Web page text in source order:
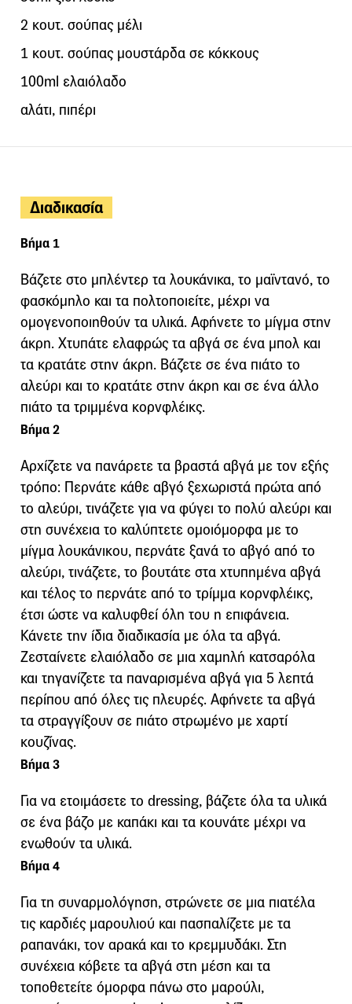
2 κουτ. σούπας μέλι
1 κουτ. σούπας μουστάρδα σε κόκκους
100ml ελαιόλαδο
αλάτι, πιπέρι
Διαδικασία
Βήμα 1
Βάζετε στο μπλέντερ τα λουκάνικα, το μαϊντανό, το
φασκόμηλο και τα πολτοποιείτε, μέχρι να
ομογενοποιηθούν τα υλικά. Αφήνετε το μίγμα στην
άκρη. Χτυπάτε ελαφρώς τα αβγά σε ένα μπολ και
τα κρατάτε στην άκρη. Βάζετε σε ένα πιάτο το
αλεύρι και το κρατάτε στην άκρη και σε ένα άλλο
πιάτο τα τριμμένα κορνφλέικς.
Βήμα 2
Αρχίζετε να πανάρετε τα βραστά αβγά με τον εξής
τρόπο: Περνάτε κάθε αβγό ξεχωριστά πρώτα από
το αλεύρι, τινάζετε για να φύγει το πολύ αλεύρι και
στη συνέχεια το καλύπτετε ομοιόμορφα με το
μίγμα λουκάνικου, περνάτε ξανά το αβγό από το
αλεύρι, τινάζετε, το βουτάτε στα χτυπημένα αβγά
και τέλος το περνάτε από το τρίμμα κορνφλέικς,
έτσι ώστε να καλυφθεί όλη του η επιφάνεια.
Κάνετε την ίδια διαδικασία με όλα τα αβγά.
Ζεσταίνετε ελαιόλαδο σε μια χαμηλή κατσαρόλα
και τηγανίζετε τα παναρισμένα αβγά για 5 λεπτά
περίπου από όλες τις πλευρές. Αφήνετε τα αβγά
τα στραγγίξουν σε πιάτο στρωμένο με χαρτί
κουζίνας.
Βήμα 3
Για να ετοιμάσετε το dressing, βάζετε όλα τα υλικά
σε ένα βάζο με καπάκι και τα κουνάτε μέχρι να
ενωθούν τα υλικά.
Βήμα 4
Για τη συναρμολόγηση, στρώνετε σε μια πιατέλα
τις καρδιές μαρουλιού και πασπαλίζετε με τα
ραπανάκι, τον αρακά και το κρεμμυδάκι. Στη
συνέχεια κόβετε τα αβγά στη μέση και τα
τοποθετείτε όμορφα πάνω στο μαρούλι,